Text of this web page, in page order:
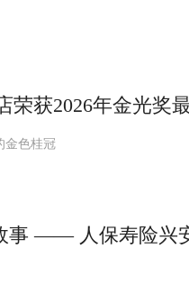
荣获2026年金光奖
金色桂冠
事 —— 人保寿险兴